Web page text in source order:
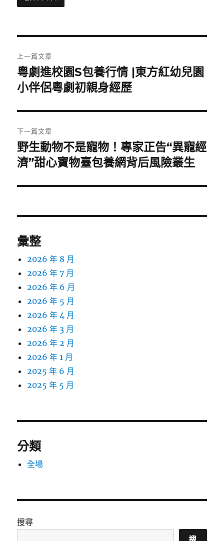
章
導
覽
上一篇文章
上
一
文
章:
​粵劇進校園S包養行情 |東方紅幼兒園
小伴侶粵劇初親身經歷
下一篇文章
下
一
文
野生動物不是寵物！專家正告“異寵經
濟”甜心寶物臺包養網背后風險叢生
彙整
2026 年 8 月
2026 年 7 月
2026 年 6 月
2026 年 5 月
2026 年 4 月
2026 年 3 月
2026 年 2 月
2026 年 1 月
2025 年 6 月
2025 年 5 月
分類
全場
搜尋